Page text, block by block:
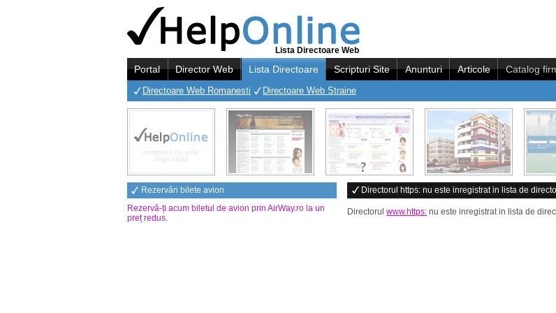
Lista Directoare Web
Portal Director Web Lista Directoare Scripturi Site Anunturi Articole Catalog
Directoare Web Romanesti Directoare Web Straine
Rezervări bilete avion
Rezervă-ți acum biletul de avion prin AirWay.ro la un
preț redus.
Directorul https: nu este inregistrat in lista de
Directorul www.https: nu este inregistrat in lista de